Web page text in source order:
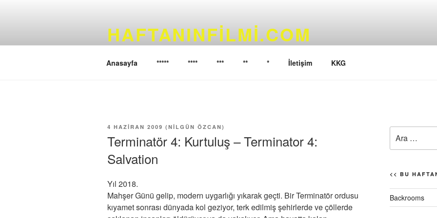
HAFTANINFILMI.COM
Anasayfa ***** **** *** ** * İletişim KKG
YAYIM
4 HAZIRAN 2009 ( NILGÜN ÖZCAN)
Terminatör 4: Kurtuluş – Terminator 4:
Salvation
Yıl 2018.
Mahşer Günü gelip, modern uygarlığı yıkarak geçti. Bir Terminatör ordusu
kıyamet sonrası dünyada kol geziyor, terk edilmiş şehirlerde ve çöllerde
<< BU
Backrooms